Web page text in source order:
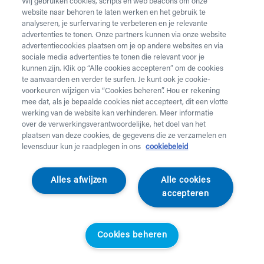
Vul onderstaand formulier in voor de huur van
zorgmateriaal.Dringende levering of levering in het
weekendnodig? Neem telefonisch contact op via 02 218
22 22.
Heb jekrukken nodig? Die kan je enkel aankopen. Wil je
huurmateriaal laten ophalen? Dat kan hier.
Opgelet!Je huurt voor minstens 1 maand en betaalt een
servicekost. Check de prijzenhier. Een gewone levering
duurt 2 werkdagen, een dringende levering krijg je de
feestdagen.
website naar behoren te laten werken en het gebruik te
analyseren, je surfervaring te verbeteren en je relevante
advertenties te tonen. Onze partners kunnen via onze website
advertentiecookies plaatsen om je op andere websites en via
sociale media advertenties te tonen die relevant voor je
kunnen zijn. Klik op “Alle cookies accepteren” om de cookies
te aanvaarden en verder te surfen. Je kunt ook je cookie-
voorkeuren wijzigen via “Cookies beheren”. Hou er rekening
mee dat, als je bepaalde cookies niet accepteert, dit een vlotte
werking van de website kan verhinderen. Meer informatie
over de verwerkingsverantwoordelijke, het doel van het
plaatsen van deze cookies, de gegevens die ze verzamelen en
levensduur kun je raadplegen in ons
cookiebeleid
Alle cookies
accepteren
Alles afwijzen
Cookies beheren